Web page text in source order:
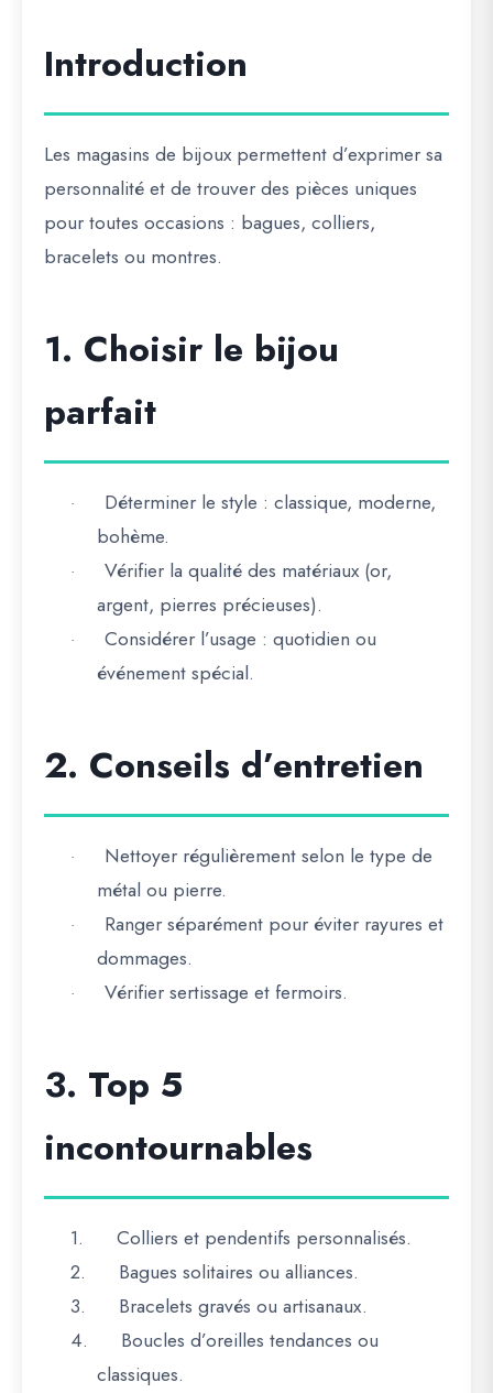
Introduction
Les magasins de bijoux permettent d’exprimer sa
personnalitéet de trouver des pièces uniques
pour toutes occasions : bagues, colliers,
bracelets ou montres.
1. Choisir le bijou
parfait
·
Déterminer le style : classique, moderne,
bohème.
·
Vérifier la qualité des matériaux (or,
argent, pierres précieuses).
·
Considérer l’usage : quotidien ou
événement spécial.
2. Conseils d’entretien
·
Nettoyer régulièrement selon le type de
métal ou pierre.
·
Ranger séparément pour éviter rayures et
dommages.
· Vérifier sertissage et fermoirs.
3. Top 5
incontournables
1.
Colliers et pendentifs personnalisés.
2.
Bagues solitaires ou alliances.
3.
Bracelets gravés ou artisanaux.
4.
Boucles d’oreilles tendances ou
classiques.